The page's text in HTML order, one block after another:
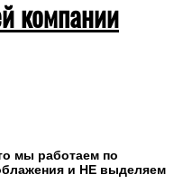
заказа.
в любом
указанные в счете.